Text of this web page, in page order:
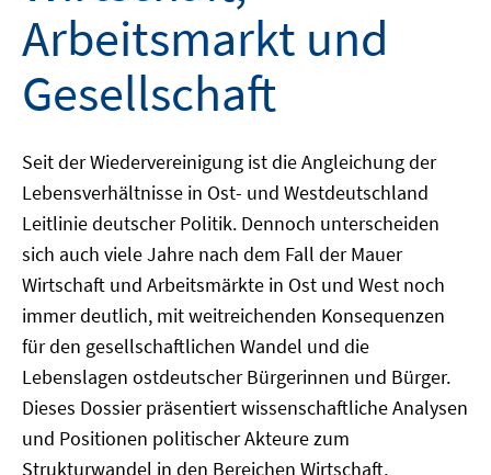
Arbeitsmarkt und
Gesellschaft
Seit der Wiedervereinigung ist die Angleichung der
Lebensverhältnisse in Ost- und Westdeutschland
Leitlinie deutscher Politik. Dennoch unterscheiden
sich auch viele Jahre nach dem Fall der Mauer
Wirtschaft und Arbeitsmärkte in Ost und West noch
immer deutlich, mit weitreichenden Konsequenzen
für den gesellschaftlichen Wandel und die
Lebenslagen ostdeutscher Bürgerinnen und Bürger.
Dieses Dossier präsentiert wissenschaftliche Analysen
und Positionen politischer Akteure zum
Strukturwandel in den Bereichen Wirtschaft,